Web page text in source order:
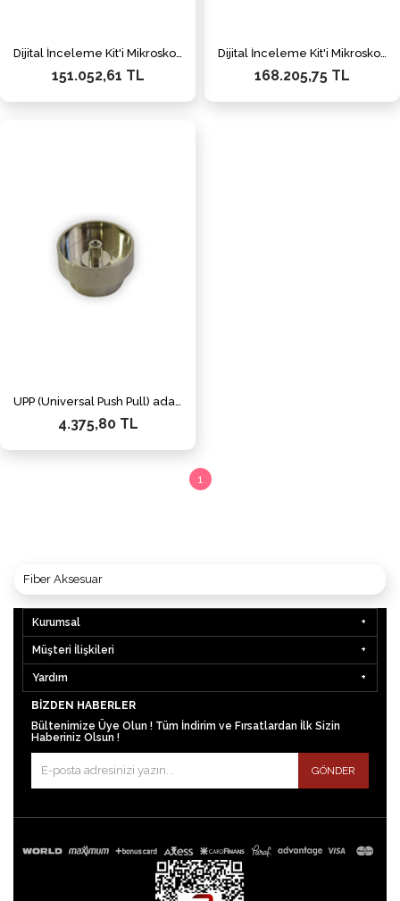
Dijital İnceleme Kit'i Mikroskop, FiberChek2™ yazılımı, konnektör uçları ve aksesuarları dahil
151.052,61 TL
Dijital İnceleme Kit'i Mikroskop, USB 2.0 Güç Ölçer, FiberChek2™ yazılımı, konnektör uçları ve aksesuarları dahil
168.205,75 TL
4.375,80 TL
1
Fiber Aksesuar
Kurumsal
Müşteri İlişkileri
Yardım
BIZDEN HABERLER
Bültenimize Üye Olun ! Tüm İndirim ve Fırsatlardan İlk Sizin
Haberiniz Olsun !
GÖNDER